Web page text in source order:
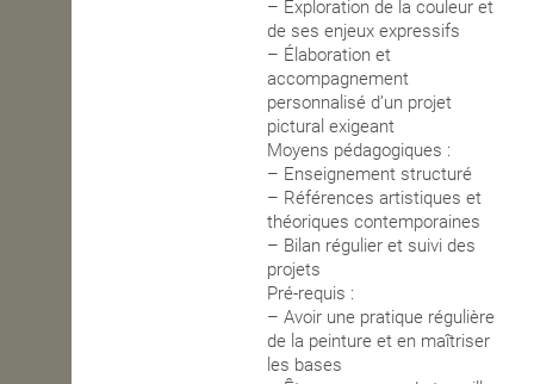
– Exploration de la couleur et
de ses enjeux expressifs
– Élaboration et
accompagnement
personnalisé d’un projet
pictural exigeant
Moyens pédagogiques :
– Enseignement structuré
– Références artistiques et
théoriques contemporaines
– Bilan régulier et suivi des
projets
Pré-requis :
– Avoir une pratique régulière
de la peinture et en maîtriser
les bases